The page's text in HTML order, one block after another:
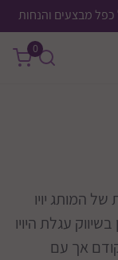
כפל מבצעים והנחות
0
המותג יויו
בייבי זן בשיווק עגלת היויו
אך עם